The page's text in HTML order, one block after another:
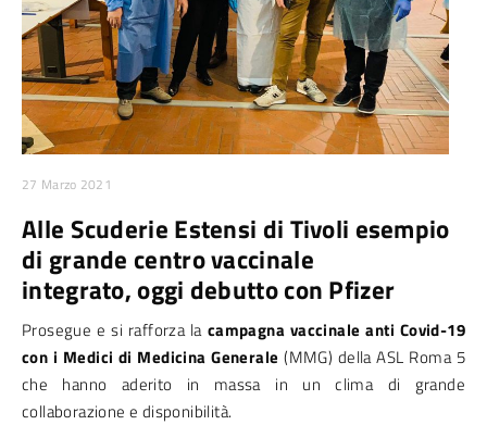
27 Marzo 2021
Alle Scuderie Estensi di Tivoli esempio
di grande centro vaccinale
integrato, oggi debutto con Pfizer
Prosegue e si rafforza la campagna vaccinale anti Covid-19
con i Medici di Medicina Generale (MMG) della ASL Roma 5
che hanno aderito in massa in un clima di grande
collaborazione e disponibilità.